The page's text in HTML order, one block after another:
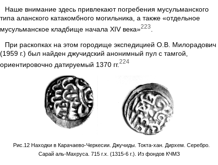
Наше внимание здесь привлекают погребения мусульманского
типа аланского катакомбного могильника, а также «отдельное
мусульманское кладбище начала XIV века»223
При раскопках на этом городище экспедицией О.В. Милорадович
(1959 г.) был найден джучидский анонимный пул с тамгой,
ориентировочно датируемый 1370 гг.224
Рис.12 Находки в Карачаево-Черкесии. Джучиды. Токта-хан. Дирхем. Серебро.
Сарай аль-Махруса. 715 г.х. (1315-6 г.). Из фондов КЧМЗ